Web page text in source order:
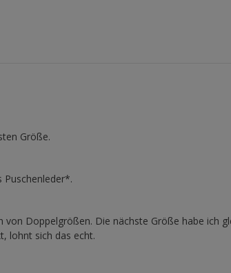
Größe.
Puschenleder*.
Doppelgrößen. Die nächste Größe habe ich
lohnt sich das echt.